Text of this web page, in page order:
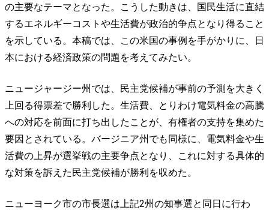
の主要なテーマとなった。こうした動きは、国民生活に直結
するエネルギーコストや生活費が政治的争点となり得ること
を示している。本稿では、この米国の事例を手がかりに、日
本における経済政策の問題を考えてみたい。
ニュージャージー州では、民主党候補が事前の予測を大きく
上回る得票差で勝利した。生活費、とりわけ電気料金の高騰
への対応を前面に打ち出したことが、有権者の支持を集めた
要因とされている。バージニア州でも同様に、電気料金や生
活費の上昇が選挙戦の主要争点となり、これに対する具体的
な対策を訴えた民主党候補が勝利を収めた。
ニューヨーク市の市長選は上記2州の知事選と同日に行わ